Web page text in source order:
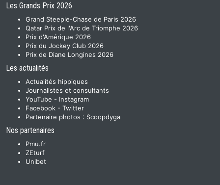
Les Grands Prix 2026
Grand Steeple-Chase de Paris 2026
Qatar Prix de l'Arc de Triomphe 2026
Prix d'Amérique 2026
Prix du Jockey Club 2026
Prix de Diane Longines 2026
Les actualités
Actualités hippiques
Journalistes et consultants
YouTube - Instagram
Facebook - Twitter
Partenaire photos : Scoopdyga
Nos partenaires
Pmu.fr
ZEturf
Unibet